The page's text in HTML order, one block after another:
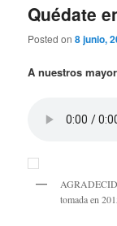
Quédate
Posted on8 junio,
A nuestros
tomada en